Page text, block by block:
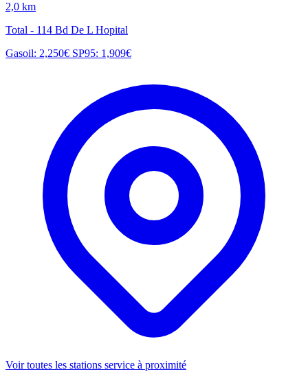
2,0 km
Total - 114 Bd De L Hopital
Gasoil: 2,250€ SP95: 1,909€
Voir toutes les stations service à proximité